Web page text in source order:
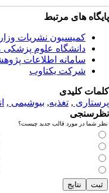
پایگاه های مرتبط
کمیسیون نشریات
دانشگاه علوم پزشکی
سامانه اطلاعات
شرکت یکتاوب
کلمات کلیدی
پرستاری , تغذيه, بیوشیمی ,
نظرسنجی
نظر شما در مورد قالب جدید چیست؟